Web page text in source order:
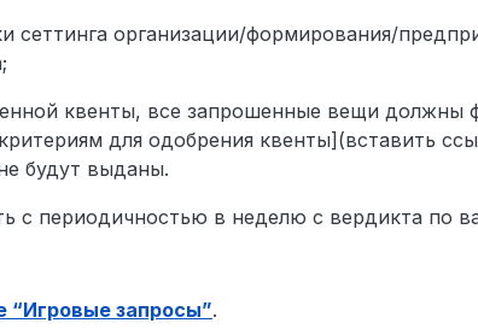
организации/формирования/
квенты, все запрошенные вещи должны
для одобрения квенты](вставить
будут выданы.
с периодичностью в неделю с вердикта по
“Игровые запросы”.